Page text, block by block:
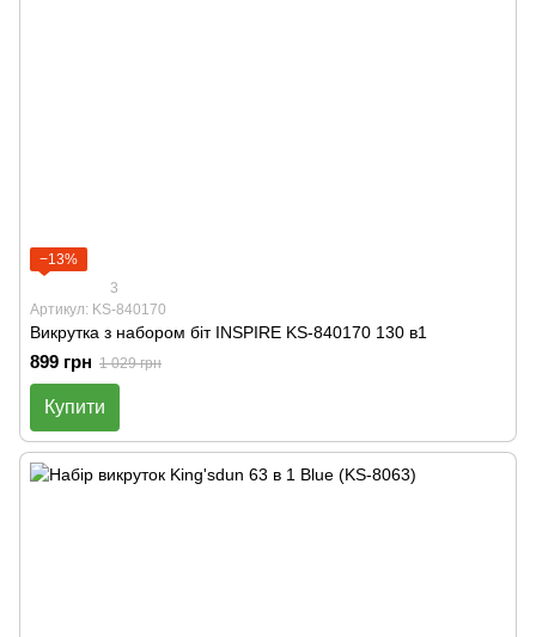
−13%
3
Артикул: KS-840170
Викрутка з набором біт INSPIRE KS-840170 130 в1
899 грн 1 029 грн
Купити